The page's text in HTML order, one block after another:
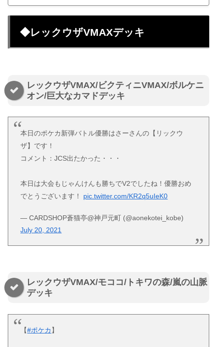
◆レックウザVMAXデッキ
レックウザVMAX/ビクティニVMAX/ボルケニ
オン/巨大なカマドデッキ
本日のポケカ新弾バトル優勝はさーさんの【リックウ
ザ】です！
コメント：JCS出たかった・・・
本日は大会もじゃんけんも勝ちでV2でしたね！優勝おめ
でとうございます！ pic.twitter.com/KR2q5uIeK0
— CARDSHOP蒼猫亭@神戸元町 (@aonekotei_kobe)
July 20, 2021
レックウザVMAX/モココ/トキワの森/嵐の山脈
デッキ
【#ポケカ 】